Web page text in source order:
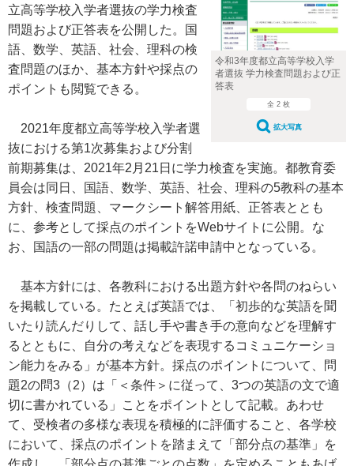
令和3年度都立高等学校入学
者選抜 学力検査問題および正
答表
全 2 枚
拡大写真
立高等学校入学者選抜の学力検査
問題および正答表を公開した。国
語、数学、英語、社会、理科の検
査問題のほか、基本方針や採点の
ポイントも閲覧できる。
2021年度都立高等学校入学者選
抜における第1次募集および分割
前期募集は、2021年2月21日に学力検査を実施。都教育委
員会は同日、国語、数学、英語、社会、理科の5教科の基本
方針、検査問題、マークシート解答用紙、正答表ととも
に、参考として採点のポイントをWebサイトに公開。な
お、国語の一部の問題は掲載許諾申請中となっている。
基本方針には、各教科における出題方針や各問のねらい
を掲載している。たとえば英語では、「初歩的な英語を聞
いたり読んだりして、話し手や書き手の意向などを理解す
るとともに、自分の考えなどを表現するコミュニケーショ
ン能力をみる」が基本方針。採点のポイントについて、問
題2の問3（2）は「＜条件＞に従って、3つの英語の文で適
切に書かれている」ことをポイントとして記載。あわせ
て、受検者の多様な表現を積極的に評価すること、各学校
において、採点のポイントを踏まえて「部分点の基準」を